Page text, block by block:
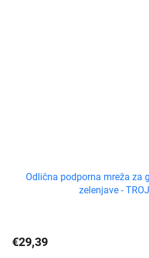
Odlična podporna mreža za
zelenjave -
€29,39